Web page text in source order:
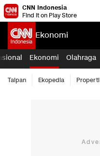
CNN Indonesia
Find it on Play Store
Ekonomi
Ekonomi Olahraga
Taipan Ekopedia Properti